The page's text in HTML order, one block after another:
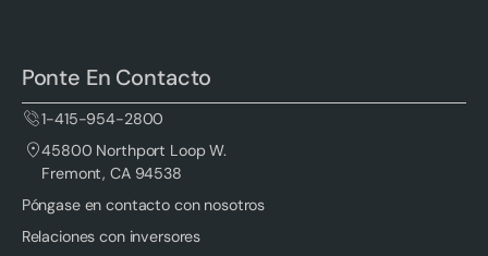
Ponte En Contacto
1-415-954-2800
45800 Northport Loop W.
Fremont, CA 94538
Póngase en contacto con nosotros
Relaciones con inversores